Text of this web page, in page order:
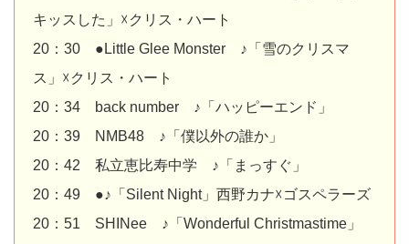
キッスした」☓クリス・ハート
20：30 ●Little Glee Monster ♪「雪のクリスマ
ス」☓クリス・ハート
20：34 back number ♪「ハッピーエンド」
20：39 NMB48 ♪「僕以外の誰か」
20：42 私立恵比寿中学 ♪「まっすぐ」
20：49 ●♪「Silent Night」西野カナ☓ゴスペラーズ
20：51 SHINee ♪「Wonderful Christmastime」